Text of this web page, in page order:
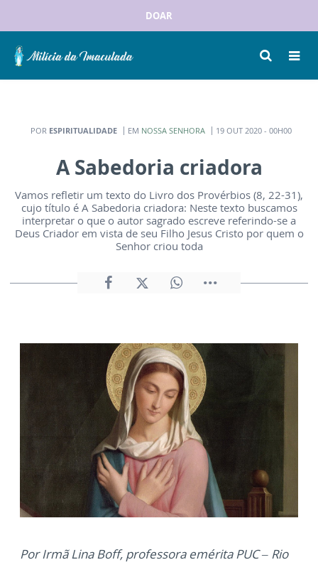
DOAR
POR ESPIRITUALIDADE EM NOSSA SENHORA 19 OUT 2020 - 00H00
A Sabedoria criadora
Vamos refletir um texto do Livro dos Provérbios (8, 22-31),
cujo título é A Sabedoria criadora: Neste texto buscamos
interpretar o que o autor sagrado escreve referindo-se a
Deus Criador em vista de seu Filho Jesus Cristo por quem o
Senhor criou toda
Por Irmã Lina Boff, professora emérita PUC – Rio